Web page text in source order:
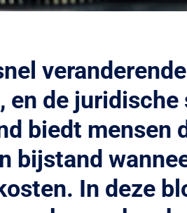
en de
biedt
bijstand
In deze